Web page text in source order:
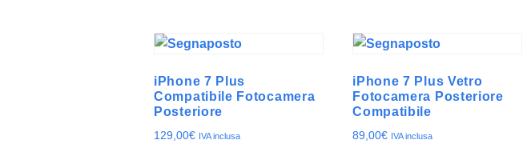
iPhone 7 Plus
Compatibile Fotocamera
Posteriore
129,00€ IVA inclusa
iPhone 7 Plus Vetro
Fotocamera Posteriore
Compatibile
89,00€ IVA inclusa